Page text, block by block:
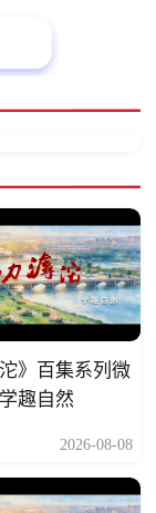
沱》百集系列微
趣自然
2026-08-08